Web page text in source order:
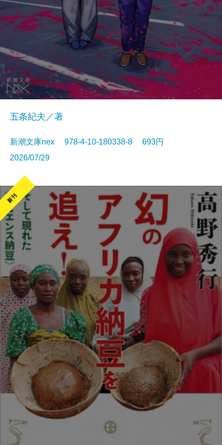
五条紀夫／著
新潮文庫nex 978-4-10-180338-8 693円
2026/07/29
新刊